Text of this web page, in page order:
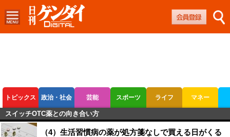
トピックス 政治・社会 芸能 スポーツ ライフ マネー
ボートレース 競輪 オートレース
スイッチOTC薬との向き合い方
（4）生活習慣病の薬が処方箋なしで買える日がくる